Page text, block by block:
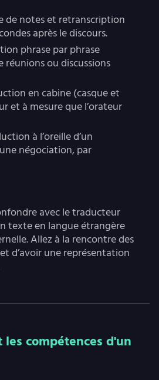
de notes et retranscription
après le discours.
phrase par phrase
réunions ou discussions
en cabine (casque et
et à mesure que l’orateur
à l’oreille d’un
négociation, par
avec le traducteur
texte en langue étrangère
Allez à la rencontre des
d’avoir une représentation
les compétences d'un